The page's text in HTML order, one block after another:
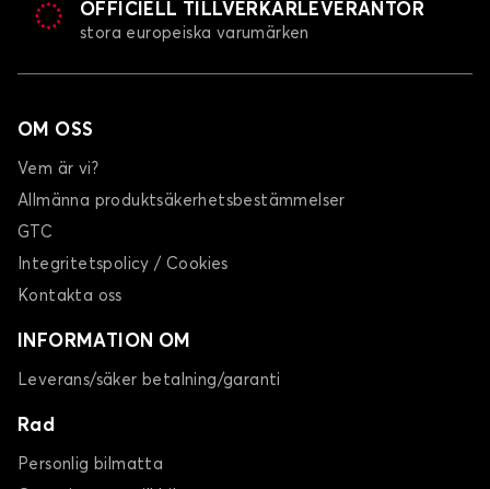
Bilmattor transportbilar för VOLKSWAGEN
Bilmattor transportbilar för VOLKSWAGEN
OFFICIELL TILLVERKARLEVERANTÖR
stora europeiska varumärken
OM OSS
Vem är vi?
Allmänna produktsäkerhetsbestämmelser
GTC
Integritetspolicy / Cookies
Kontakta oss
INFORMATION OM
Leverans/säker betalning/garanti
Rad
Personlig bilmatta